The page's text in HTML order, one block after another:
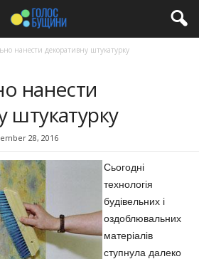
нанести декоративну штукатурку
нанести
штукатурку
28, 2016
Сьогодні
технологія
будівельних і
оздоблювальних
матеріалів
ступнула далеко